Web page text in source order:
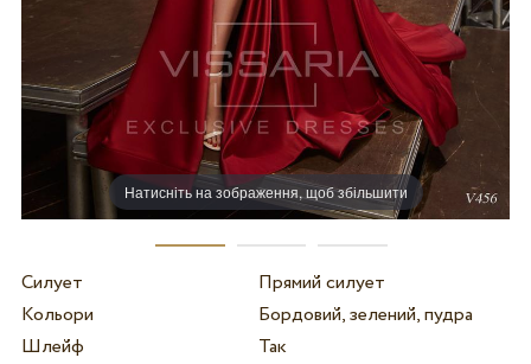
Натисніть на зображення, щоб збільшити
Силует
Прямий силует
Кольори
Бордовий, зелений, пудра
Шлейф
Так